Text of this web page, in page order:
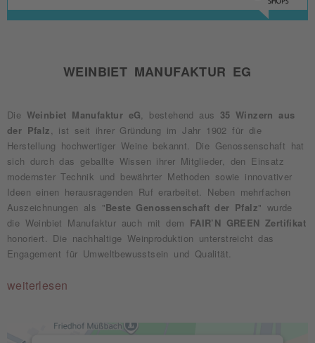
WEINBIET MANUFAKTUR EG
Die Weinbiet Manufaktur eG , bestehend aus 35 Winzern aus
der Pfalz
, ist seit ihrer Gründung im Jahr 1902 für die
Herstellung hochwertiger Weine bekannt. Die Genossenschaft hat
sich durch das geballte Wissen ihrer Mitglieder, den Einsatz
modernster Technik und bewährter Methoden sowie innovativer
Ideen einen herausragenden Ruf erarbeitet. Neben mehrfachen
Auszeichnungen als "Beste Genossenschaft der Pfalz" wurde
die Weinbiet Manufaktur auch mit dem FAIR’N GREEN Zertifikat
honoriert. Die nachhaltige Weinproduktion unterstreicht das
Engagement für Umweltbewusstsein und Qualität.
weiterlesen